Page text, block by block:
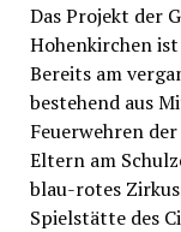
Das Projekt der
Hohenkirchen
Bereits am
bestehend aus
Feuerwehren
Eltern am
blau-rotes
Spielstätte des